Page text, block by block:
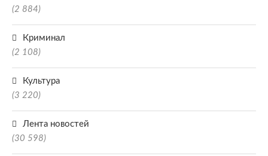
(2 884)
Криминал
(2 108)
Культура
(3 220)
Лента новостей
(30 598)